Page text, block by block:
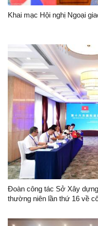
Khai mạc Hội nghị Ngoại
Đoàn công tác Sở Xây
thường niên lần thứ 16 về